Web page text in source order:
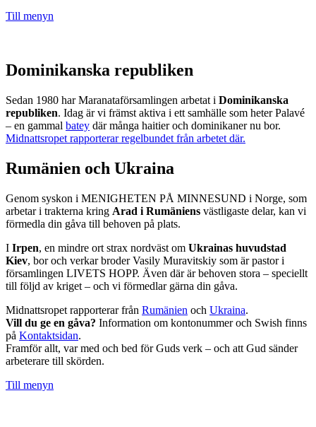
Till menyn
Dominikanska republiken
Sedan 1980 har Maranataförsamlingen arbetat i Dominikanska
republiken. Idag är vi främst aktiva i ett samhälle som heter Palavé
– en gammal batey där många haitier och dominikaner nu bor.
Midnattsropet rapporterar regelbundet från arbetet där.
Rumänien och Ukraina
Genom syskon i MENIGHETEN PÅ MINNESUND i Norge, som
arbetar i trakterna kring Arad i Rumäniens västligaste delar, kan vi
förmedla din gåva till behoven på plats.
I Irpen, en mindre ort strax nordväst om Ukrainas huvudstad
Kiev, bor och verkar broder Vasily Muravitskiy som är pastor i
församlingen LIVETS HOPP. Även där är behoven stora – speciellt
till följd av kriget – och vi förmedlar gärna din gåva.
Midnattsropet rapporterar från Rumänien och Ukraina.
Vill du ge en gåva? Information om kontonummer och Swish finns
på Kontaktsidan.
Framför allt, var med och bed för Guds verk – och att Gud sänder
arbeterare till skörden.
Till menyn